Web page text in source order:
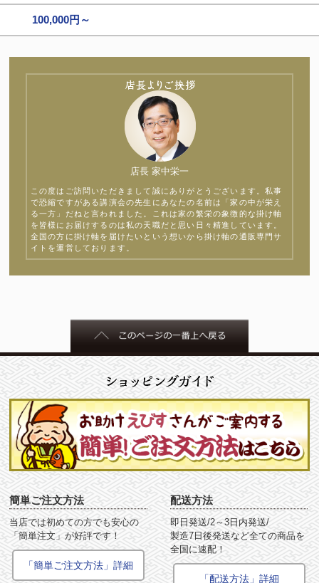
100,000円～
店長 家中栄一
この度はご訪問いただきまして誠にありがとうございます。私事
で恐縮ですがある講演会の先生にあなたの名前は「家の中が栄え
る一方」だねと言われました。これは家の繁栄の象徴的な掛け軸
を皆様にお届けするのは私の天職だと思い日々精進しています。
全国の方に掛け軸を届けたいという想いから掛け軸の通販専門サ
イトを運営しております。
簡単ご注文方法
当店では初めての方でも安心の
「簡単注文」が好評です！
「簡単ご注文方法」詳細
配送方法
即日発送/2～3日内発送/
製造7日後発送など全ての商品を
全国に速配！
「配送方法」詳細